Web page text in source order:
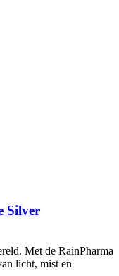
Silver
​​​​​​​​Met de RainPharma
licht, mist en